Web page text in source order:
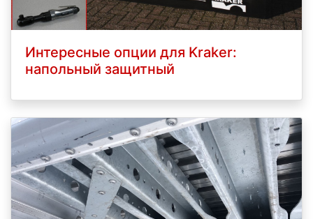
Интересные опции для Kraker:
напольный защитный